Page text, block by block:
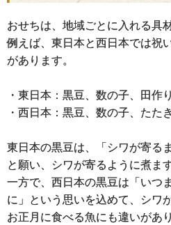
おせちは、地域ごとに入れる具
例えば、東日本と西日本では祝
があります。
・東日本：黒豆、数の子、田作り
・西日本：黒豆、数の子、たた
東日本の黒豆は、「シワが寄る
と願い、シワが寄るように煮ます
一方で、西日本の黒豆は「いつ
に」という思いを込めて、シワ
お正月に食べる魚にも違いがあ